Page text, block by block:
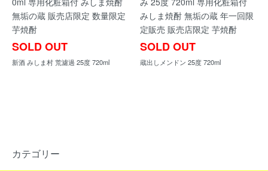
無垢の蔵 販売店限定 数量限定
芋焼酎
SOLD OUT
新酒 みしま村 荒濾過 25度 720ml
みしま焼酎 無垢の蔵 年一回限
定販売 販売店限定 芋焼酎
SOLD OUT
蔵出しメンドン 25度 720ml
カテゴリー